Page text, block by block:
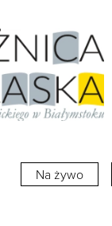
Na żywo